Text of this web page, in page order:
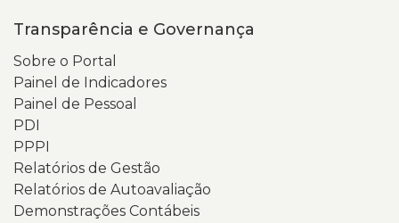
Transparência e Governança
Sobre o Portal
Painel de Indicadores
Painel de Pessoal
PDI
PPPI
Relatórios de Gestão
Relatórios de Autoavaliação
Demonstrações Contábeis